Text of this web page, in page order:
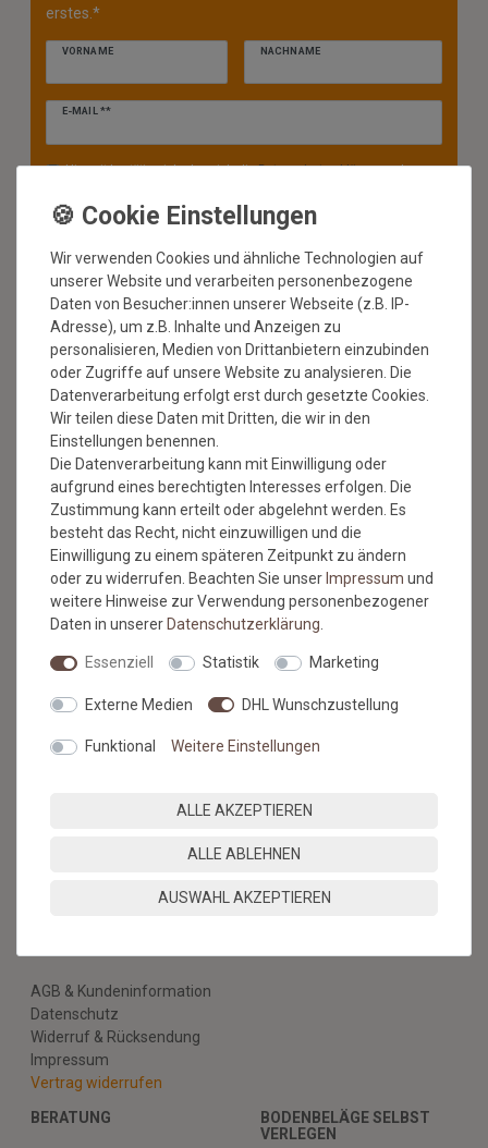
erstes.*
VORNAME NACHNAME
E-MAIL **
Newsletter
Hiermit bestätige ich, dass ich dieDaten­schutz­erklärunggelesen
** Hierbei handelt es sich um ein Pflichtfeld.
* Mit der Anmeldung für den Newsletter erklären Sie sich damit
einverstanden, dass wir Ihnen regelmäßig Informationen zu unserem
Sortiment per E-Mail zuschicken. Den Newsletter können Sie jederzeit
kostenlos wieder abmelden.
BESUCHEN SIE AUCH
UNSEREN BLOG
Alles über unsere Produkte, Verlegetipps und neueste
AGB & Kundeninformation
Datenschutz
Widerruf & Rücksendung
Impressum
Vertrag widerrufen
BERATUNG
BODENBELÄGE SELBST
VERLEGEN
Wir verwenden Cookies und ähnliche Technologien auf
unserer Website und verarbeiten personenbezogene
Daten von Besucher:innen unserer Webseite (z.B. IP-
Adresse), um z.B. Inhalte und Anzeigen zu
personalisieren, Medien von Drittanbietern einzubinden
oder Zugriffe auf unsere Website zu analysieren. Die
Datenverarbeitung erfolgt erst durch gesetzte Cookies.
Wir teilen diese Daten mit Dritten, die wir in den
Einstellungen benennen.
Die Datenverarbeitung kann mit Einwilligung oder
aufgrund eines berechtigten Interesses erfolgen. Die
Zustimmung kann erteilt oder abgelehnt werden. Es
besteht das Recht, nicht einzuwilligen und die
Einwilligung zu einem späteren Zeitpunkt zu ändern
oder zu widerrufen. Beachten Sie unser Impressum und
weitere Hinweise zur Verwendung personenbezogener
Daten in unserer Daten­schutz­erklärung
Essenziell Statistik Marketing
Externe Medien DHL Wunschzustellung
Funktional Weitere Einstellungen
ALLE AKZEPTIEREN
ALLE ABLEHNEN
AUSWAHL AKZEPTIEREN